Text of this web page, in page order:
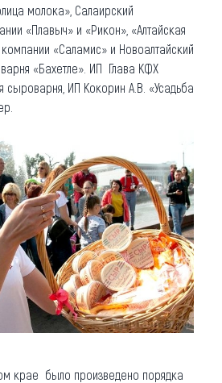
молока», Салаирский
«Плавыч» и «Рикон», «Алтайская
«Саламис» и Новоалтайский
«Бахетле». ИП Глава КФХ
сыроварня, ИП Кокорин А.В. «Усадьба
крае было произведено порядка